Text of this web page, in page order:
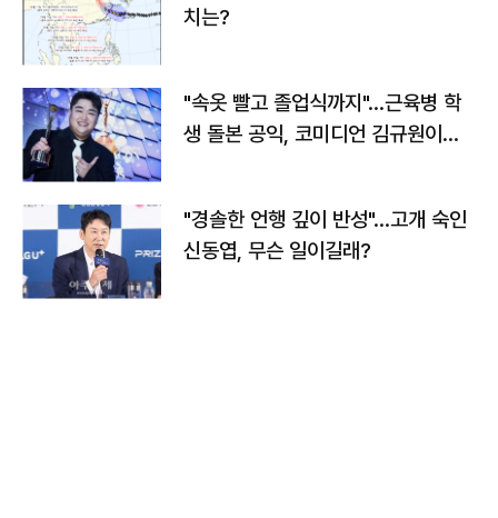
치는?
"속옷 빨고 졸업식까지"…근육병 학
생 돌본 공익, 코미디언 김규원이었
"경솔한 언행 깊이 반성"…고개 숙인
신동엽, 무슨 일이길래?